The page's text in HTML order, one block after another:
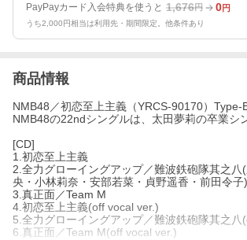
PayPayカード入会特典を使うと 1,676円 0円
うち2,000円相当は利用先・期間限定。他条件あり
商品情報
NMB48／初恋至上主義（YRCS-90170）Type-
NMB48の22ndシングルは、太田夢莉の卒業シ
[CD]
1.初恋至上主義
2.全力グローイングアップ／難波鉄砲隊其之八
央・小林莉奈・安部若菜・貞野遥香・前田令子)
3.真正面／Team M
4.初恋至上主義(off vocal ver.)
5.全力グローイングアップ／難波鉄砲隊其之八
6.真正面／Team M(off vocal ver.)